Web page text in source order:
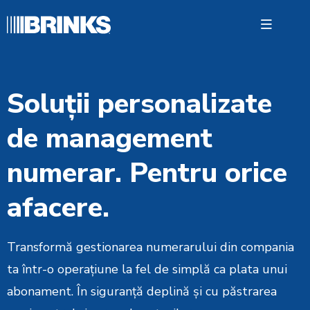
Open
Cash
Soluții personalizate
de management
numerar. Pentru orice
afacere.
Transformă gestionarea numerarului din compania
ta într-o operațiune la fel de simplă ca plata unui
abonament. În siguranță deplină și cu păstrarea